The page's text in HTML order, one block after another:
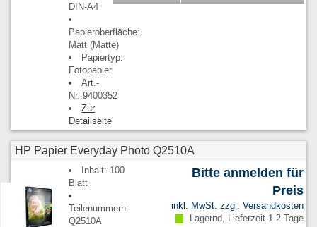
DIN-A4
Papieroberfläche:
Matt (Matte)
Papiertyp:
Fotopapier
Art.-
Nr.:9400352
Zur
Detailseite
HP Papier Everyday Photo Q2510A
Inhalt: 100
Blatt
Teilenummern:
Q2510A
Bitte anmelden für
Preis
inkl. MwSt. zzgl. Versandkosten
Lagernd, Lieferzeit 1-2 Tage